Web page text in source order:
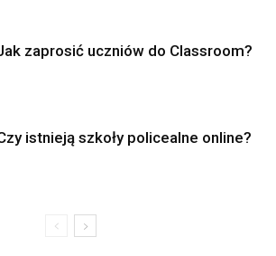
zaprosić uczniów do Classroom?
istnieją szkoły policealne online?